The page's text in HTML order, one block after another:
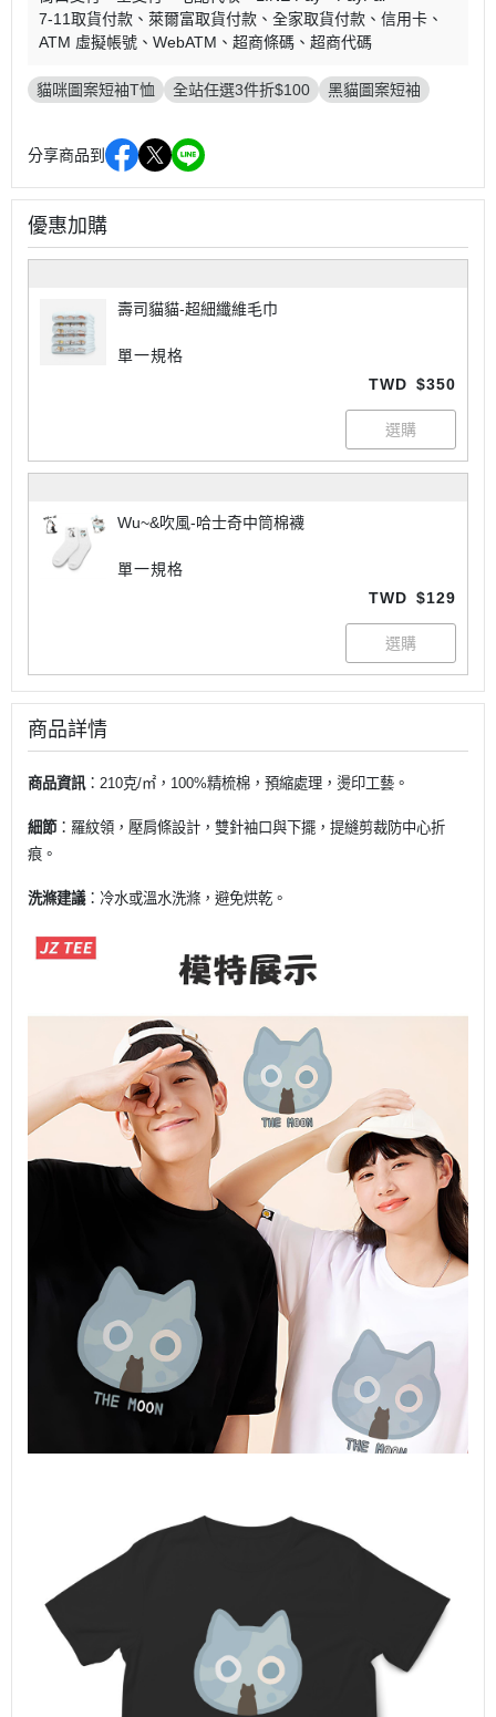
7-11取貨付款
萊爾富取貨付款 全家取貨付款
信用卡
ATM 虛擬帳號
WebATM 超商條碼 超商代碼
貓咪圖案短袖T恤 全站任選3件折$100 黑貓圖案短袖
分享商品到
優惠加購
壽司貓貓-超細纖維毛巾
單一規格
TWD $350
Wu~&吹風-哈士奇中筒棉襪
單一規格
TWD $129
商品詳情
商品資訊 ：210克/㎡，100%精梳棉，預縮處理，燙印工藝。
細節 ：羅紋領，壓肩條設計，雙針袖口與下擺，提縫剪裁防中心折
痕。
洗滌建議：冷水或溫水洗滌，避免烘乾。